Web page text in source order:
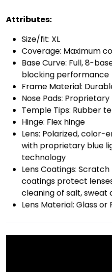
Attributes:
Size/fit: XL
Coverage: Maximum
Base Curve: Full, 8-
blocking performance
Frame Material:
Nose Pads:
Temple Tips: Rubber
Hinge: Flex hinge
Lens: Polarized, color-
with proprietary blue
technology
Lens Coatings:
coatings protect
cleaning of salt, sweat
Lens Material: Glass